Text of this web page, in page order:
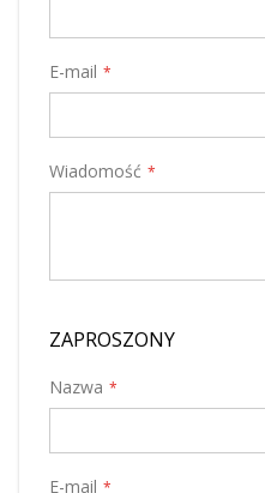
E-mail
Wiadomość
ZAPROSZONY
Nazwa
E-mail